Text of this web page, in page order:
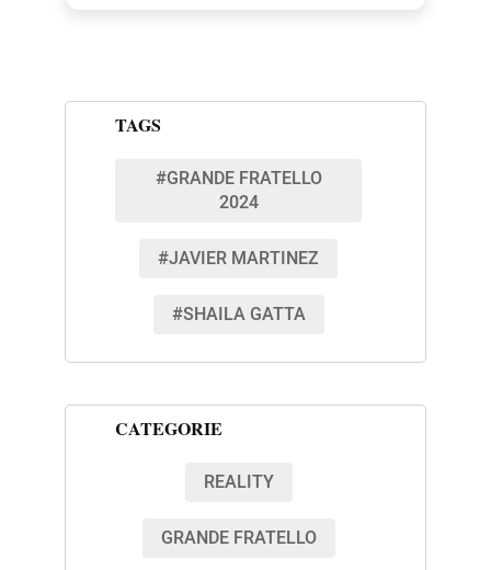
TAGS
#GRANDE FRATELLO
2024
#JAVIER MARTINEZ
#SHAILA GATTA
CATEGORIE
REALITY
GRANDE FRATELLO